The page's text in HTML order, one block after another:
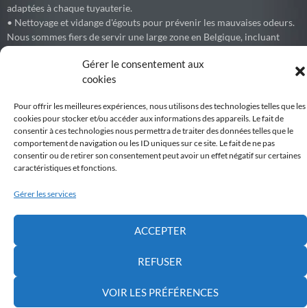
Gérer le consentement aux
cookies
Pour offrir les meilleures expériences, nous utilisons des technologies telles que les
cookies pour stocker et/ou accéder aux informations des appareils. Le fait de
consentir à ces technologies nous permettra de traiter des données telles que le
comportement de navigation ou les ID uniques sur ce site. Le fait de ne pas
consentir ou de retirer son consentement peut avoir un effet négatif sur certaines
caractéristiques et fonctions.
Gérer les services
ACCEPTER
REFUSER
VOIR LES PRÉFÉRENCES
adaptées à chaque tuyauterie.
• Nettoyage et vidange d'égouts pour prévenir les mauvaises odeurs.
Nous sommes fiers de servir une large zone en Belgique, incluant
l'Alleud) et les environs.
Debouchage77
Débouchage express de canalisations et égouts partout en Belgique.
6 months ago
VSA Belgium organise l'envoi de touristes pour une durée entre
Nous proposons des chantiers internationaux de volontariat
principalement destinés à des groupes constitués : scouts, maisons de
jeunes, écoles, associations et clubs sportifs.